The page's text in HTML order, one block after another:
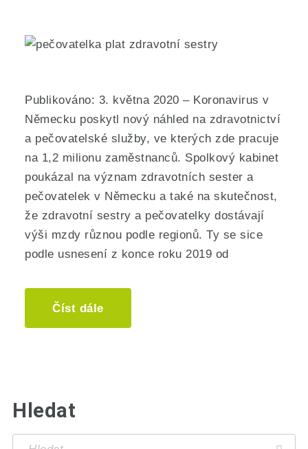
Publikováno: 3. května 2020 – Koronavirus v
Německu poskytl nový náhled na zdravotnictví
a pečovatelské služby, ve kterých zde pracuje
na 1,2 milionu zaměstnanců. Spolkový kabinet
poukázal na význam zdravotních sester a
pečovatelek v Německu a také na skutečnost,
že zdravotní sestry a pečovatelky dostávají
výši mzdy různou podle regionů. Ty se sice
podle usnesení z konce roku 2019 od
Číst dále
Hledat